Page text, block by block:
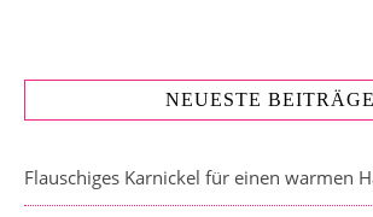
NEUESTE BEITRÄGE
Flauschiges Karnickel für einen warmen